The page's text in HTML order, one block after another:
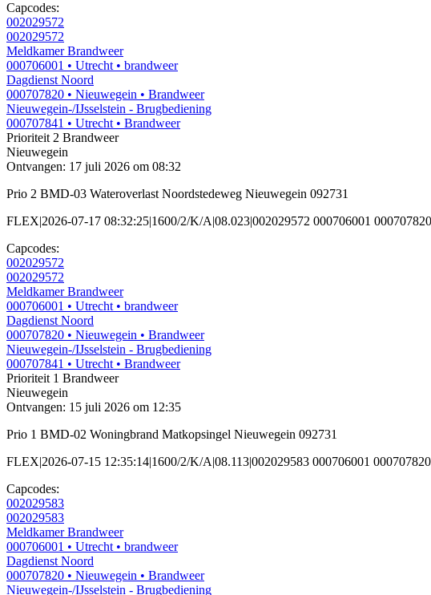
Capcodes:
002029572
002029572
Meldkamer Brandweer
000706001 • Utrecht • brandweer
Dagdienst Noord
000707820 • Nieuwegein • Brandweer
Nieuwegein-/IJsselstein - Brugbediening
000707841 • Utrecht • Brandweer
Prioriteit 2 Brandweer
Nieuwegein
Ontvangen: 17 juli 2026 om 08:32
Prio 2 BMD-03 Wateroverlast Noordstedeweg Nieuwegein 092731
FLEX|2026-07-17 08:32:25|1600/2/K/A|08.023|002029572 000706001
Capcodes:
002029572
002029572
Meldkamer Brandweer
000706001 • Utrecht • brandweer
Dagdienst Noord
000707820 • Nieuwegein • Brandweer
Nieuwegein-/IJsselstein - Brugbediening
000707841 • Utrecht • Brandweer
Prioriteit 1 Brandweer
Nieuwegein
Ontvangen: 15 juli 2026 om 12:35
Prio 1 BMD-02 Woningbrand Matkopsingel Nieuwegein 092731
FLEX|2026-07-15 12:35:14|1600/2/K/A|08.113|002029583 000706001
Capcodes:
002029583
002029583
Meldkamer Brandweer
000706001 • Utrecht • brandweer
Dagdienst Noord
000707820 • Nieuwegein • Brandweer
Nieuwegein-/IJsselstein - Brugbediening